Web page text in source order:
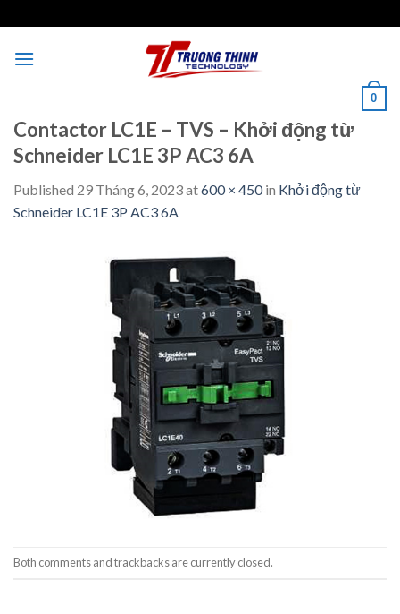
to
content
0
Contactor LC1E – TVS – Khởi động từ
Schneider LC1E 3P AC3 6A
Published 29 Tháng 6, 2023at600 × 450in Khởi động từ
Schneider LC1E 3P AC3 6A
Both comments and trackbacks are currently closed.